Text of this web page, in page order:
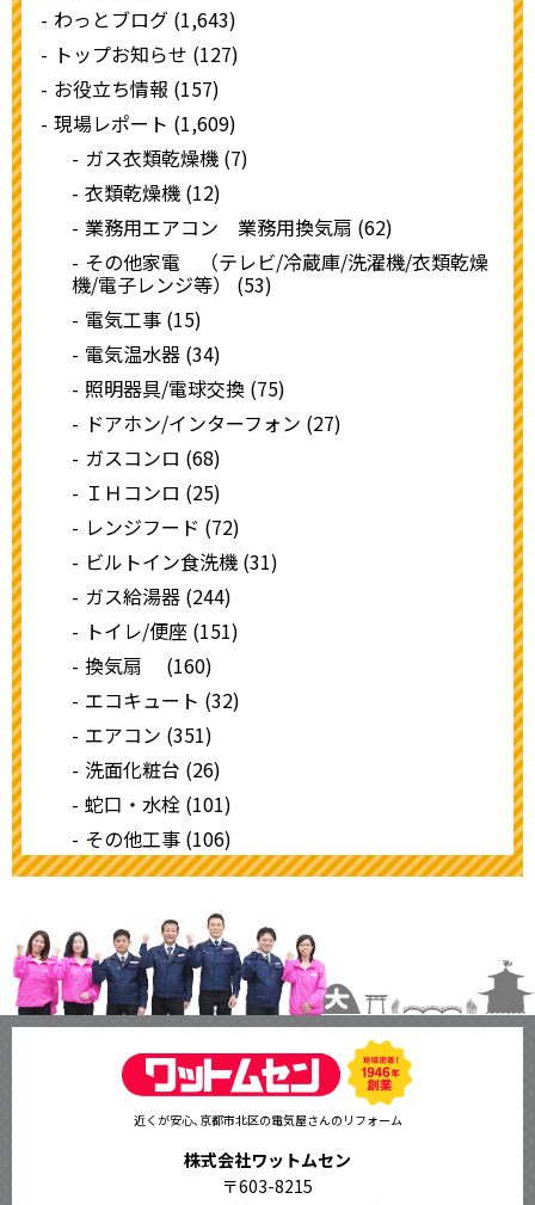
わっとブログ (1,643)
トップお知らせ (127)
お役立ち情報 (157)
現場レポート (1,609)
ガス衣類乾燥機 (7)
衣類乾燥機 (12)
業務用エアコン 業務用換気扇 (62)
その他家電 （テレビ/冷蔵庫/洗濯機/衣類乾燥
機/電子レンジ等） (53)
電気工事 (15)
電気温水器 (34)
照明器具/電球交換 (75)
ドアホン/インターフォン (27)
ガスコンロ (68)
ＩＨコンロ (25)
レンジフード (72)
ビルトイン食洗機 (31)
ガス給湯器 (244)
トイレ/便座 (151)
換気扇 (160)
エコキュート (32)
エアコン (351)
洗面化粧台 (26)
蛇口・水栓 (101)
その他工事 (106)
近くが安心､京都市北区の電気屋さんのリフォーム
株式会社ワットムセン
〒603-8215